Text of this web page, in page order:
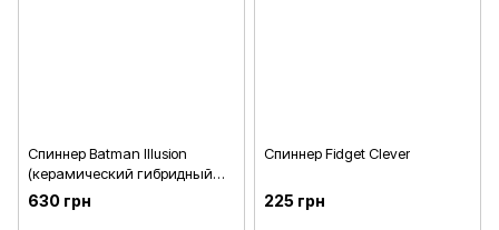
Спиннер Batman Illusion
(керамический гибридный
подшипник)
630 грн
Спиннер Fidget Clever
225 грн